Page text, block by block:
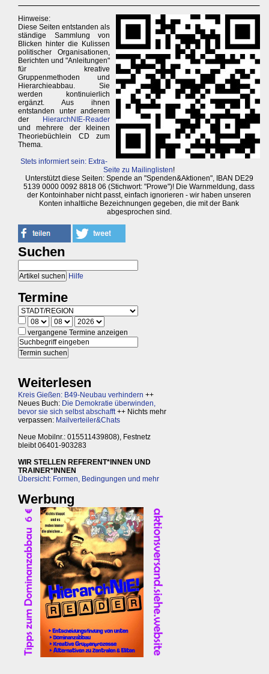
Hinweise:
Diese Seiten entstanden als
ständige Sammlung von
Blicken hinter die Kulissen
politischer Organisationen,
Berichten und "Anleitungen"
für kreative
Gruppenmethoden und
Hierarchieabbau. Sie
werden kontinuierlich
ergänzt. Aus ihnen
entstanden unter anderem
der
HierarchNIE-Reader
und mehrere der kleinen
Theoriebüchlein CD zum
Thema.
Stets informiert sein: Extra-
Seite zu Mailinglisten!
Unterstützt diese Seiten: Spende an "Spenden&Aktionen", IBAN DE29
5139 0000 0092 8818 06 (Stichwort: "Prowe")! Die Warnmeldung, dass
der Kontoinhaber nicht passt, einfach ignorieren - wir haben unseren
Konten inhaltliche Bezeichnungen gegeben, die mit der Bank
abgesprochen sind.
Suchen
Hilfe
Termine
vergangene Termine anzeigen
Weiterlesen
Kreis Gießen: B49-Neubau verhindern ++
Neues Buch: Die Demokratie überwinden,
bevor sie sich selbst abschafft++ Nichts mehr
verpassen: Mailverteiler&Chats
Neue Mobilnr.: 015511439808), Festnetz
bleibt 06401-903283
WIR STELLEN REFERENT*INNEN UND
TRAINER*INNEN
Übersicht: Formen, Bedingungen und mehr
Werbung